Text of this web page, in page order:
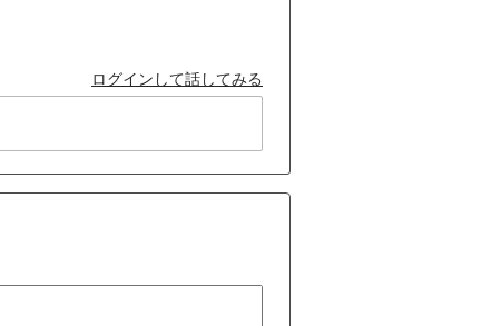
ログインして話してみる